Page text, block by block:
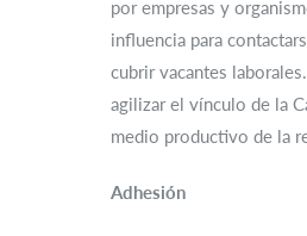
por empresas y
influencia para
cubrir vacantes
agilizar el vínculo de la
medio productivo de la
Adhesión